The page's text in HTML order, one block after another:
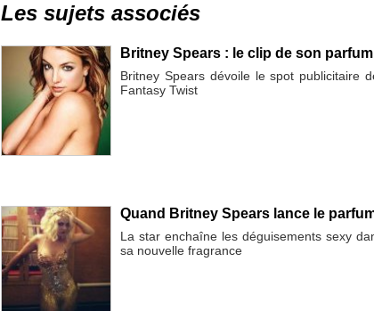
Les sujets associés
Britney Spears : le clip de son
Britney Spears dévoile le spot publicitaire
Fantasy Twist
Quand Britney Spears lance le
La star enchaîne les déguisements sexy
sa nouvelle fragrance